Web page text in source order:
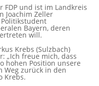
und ist im Landkreis
Joachim Zeller
Bayern, deren
will.
Krebs (Sulzbach)
„Ich freue mich, dass
hohen Position unsere
Weg zurück in den
Krebs.